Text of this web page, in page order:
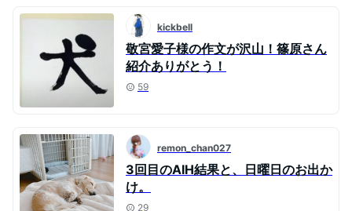
kickbell
敬宮愛子様の作文が沢山！篠原さん
紹介ありがとう！
59
remon_chan027
3回目のAIH結果と、日曜日のお出か
け。
29